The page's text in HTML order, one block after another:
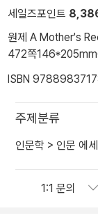
세일즈포인트
원제 A Mother's
472쪽146*205mm
ISBN
주제분류
인문학 > 인문 에